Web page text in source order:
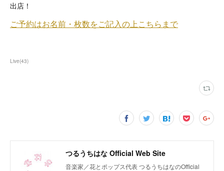
出店！
Live(43)
つるうちはな Official Web Site
音楽家／花とポップス代表 つるうちはなのOfficial